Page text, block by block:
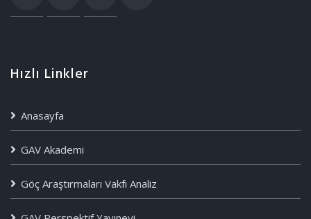
Hızlı Linkler
Anasayfa
GAV Akademi
Göç Araştırmaları Vakfı Analiz